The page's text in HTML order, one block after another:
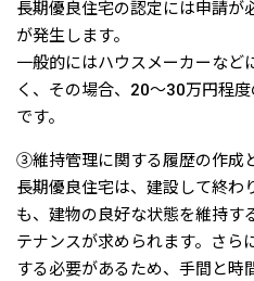
長期優良住宅の認定には申請が
が発生します。
一般的にはハウスメーカーなど
く、その場合、20〜30万円程
です。
③維持管理に関する履歴の作成
長期優良住宅は、建設して終わ
も、建物の良好な状態を維持す
テナンスが求められます。さら
する必要があるため、手間と時